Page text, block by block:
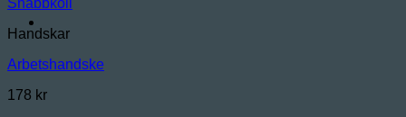
Snabbkoll
Handskar
Arbetshandske
178 kr